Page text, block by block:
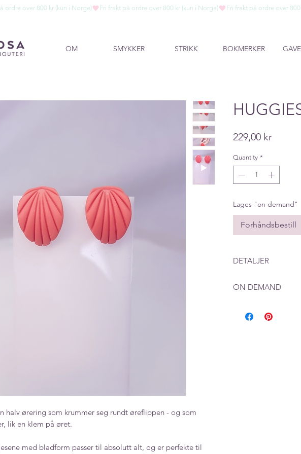
OM SMYKKER STRIKK BOKMERKER
halv ørering som krummer seg rundt øreflippen - og som
lik en klem på øret.
med bladform passer til absolutt alt, og er perfekte til
229,00 krPrice
Quantity *
Lages "on demand"
Forhåndsbestill
DETALJER
Farge: Korall
ON DEMAND
beregne en